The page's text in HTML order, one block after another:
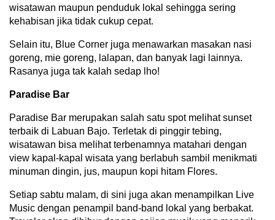
wisatawan maupun penduduk lokal sehingga sering
kehabisan jika tidak cukup cepat.
Selain itu, Blue Corner juga menawarkan masakan nasi
goreng, mie goreng, lalapan, dan banyak lagi lainnya.
Rasanya juga tak kalah sedap lho!
Paradise Bar
Paradise Bar merupakan salah satu spot melihat sunset
terbaik di Labuan Bajo. Terletak di pinggir tebing,
wisatawan bisa melihat terbenamnya matahari dengan
view kapal-kapal wisata yang berlabuh sambil menikmati
minuman dingin, jus, maupun kopi hitam Flores.
Setiap sabtu malam, di sini juga akan menampilkan Live
Music dengan penampil band-band lokal yang berbakat.